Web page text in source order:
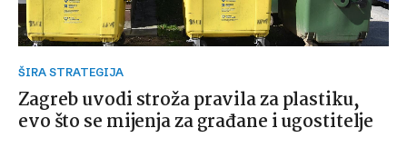
ŠIRA STRATEGIJA
Zagreb uvodi stroža pravila za plastiku,
evo što se mijenja za građane i ugostitelje